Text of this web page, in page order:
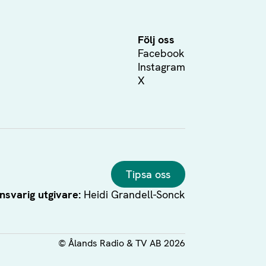
Följ oss
Facebook
Instagram
X
Tipsa oss
utgivare: Heidi Grandell-Sonck
©Ålands Radio & TV AB 2026